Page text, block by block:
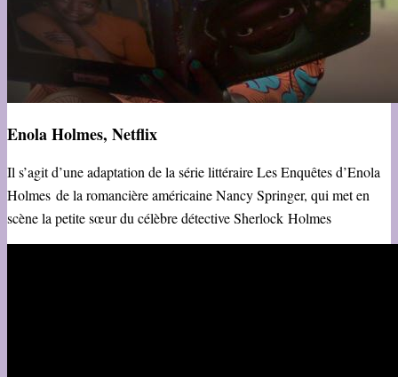
Enola Holmes, Netflix
Il s’agit d’une adaptation de la série littéraire Les Enquêtes d’Enola
Holmes de la romancière américaine Nancy Springer, qui met en
scène la petite sœur du célèbre détective Sherlock Holmes